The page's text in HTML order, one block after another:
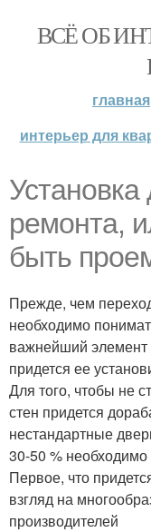
ВСЁ ОБ
главная
интерьер для
ремонта,
быть
Прежде, чем
необходимо
важнейший элемент
придется ее
Для того, чтобы не
стен придется
нестандартные
30-50 %
Первое, что
взгляд на
производителей